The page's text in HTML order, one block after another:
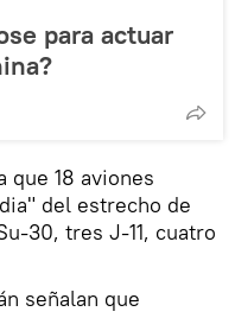
para actuar
que 18 aviones
del estrecho de
30, tres J-11, cuatro
señalan que